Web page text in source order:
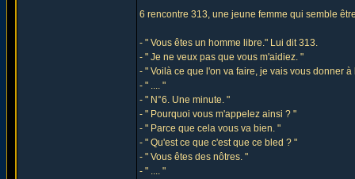
6 rencontre 313, une jeune femme qui semble
- " Vous êtes un homme libre." Lui dit 313.
- " Je ne veux pas que vous m'aidiez. "
- " Voilà ce que l'on va faire, je vais vous donner
- " .... "
- " N°6. Une minute. "
- " Pourquoi vous m'appelez ainsi ? "
- " Parce que cela vous va bien. "
- " Qu'est ce que c'est que ce bled ? "
- " Vous êtes des nôtres. "
- " .... "